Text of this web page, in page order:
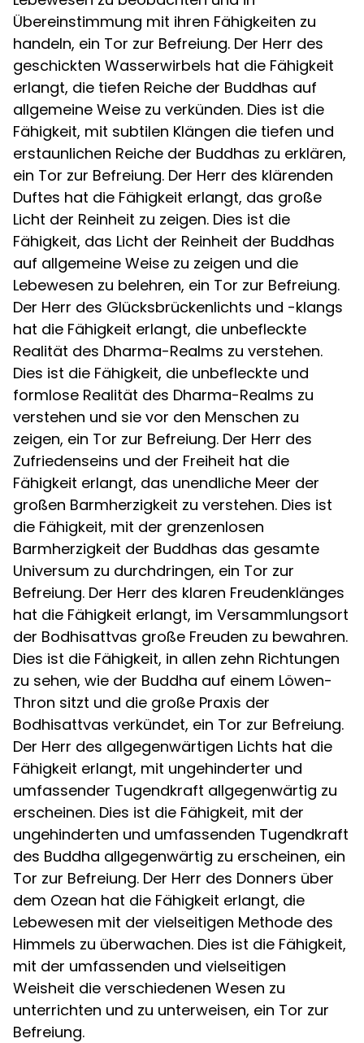
Übereinstimmung mit ihren Fähigkeiten zu
handeln, ein Tor zur Befreiung. Der Herr des
geschickten Wasserwirbels hat die Fähigkeit
erlangt, die tiefen Reiche der Buddhas auf
allgemeine Weise zu verkünden. Dies ist die
Fähigkeit, mit subtilen Klängen die tiefen und
erstaunlichen Reiche der Buddhas zu erklären,
ein Tor zur Befreiung. Der Herr des klärenden
Duftes hat die Fähigkeit erlangt, das große
Licht der Reinheit zu zeigen. Dies ist die
Fähigkeit, das Licht der Reinheit der Buddhas
auf allgemeine Weise zu zeigen und die
Lebewesen zu belehren, ein Tor zur Befreiung.
Der Herr des Glücksbrückenlichts und -klangs
hat die Fähigkeit erlangt, die unbefleckte
Realität des Dharma-Realms zu verstehen.
Dies ist die Fähigkeit, die unbefleckte und
formlose Realität des Dharma-Realms zu
verstehen und sie vor den Menschen zu
zeigen, ein Tor zur Befreiung. Der Herr des
Zufriedenseins und der Freiheit hat die
Fähigkeit erlangt, das unendliche Meer der
großen Barmherzigkeit zu verstehen. Dies ist
die Fähigkeit, mit der grenzenlosen
Barmherzigkeit der Buddhas das gesamte
Universum zu durchdringen, ein Tor zur
Befreiung. Der Herr des klaren Freudenklänges
hat die Fähigkeit erlangt, im Versammlungsort
der Bodhisattvas große Freuden zu bewahren.
Dies ist die Fähigkeit, in allen zehn Richtungen
zu sehen, wie der Buddha auf einem Löwen-
Thron sitzt und die große Praxis der
Bodhisattvas verkündet, ein Tor zur Befreiung.
Der Herr des allgegenwärtigen Lichts hat die
Fähigkeit erlangt, mit ungehinderter und
umfassender Tugendkraft allgegenwärtig zu
erscheinen. Dies ist die Fähigkeit, mit der
ungehinderten und umfassenden Tugendkraft
des Buddha allgegenwärtig zu erscheinen, ein
Tor zur Befreiung. Der Herr des Donners über
dem Ozean hat die Fähigkeit erlangt, die
Lebewesen mit der vielseitigen Methode des
Himmels zu überwachen. Dies ist die Fähigkeit,
mit der umfassenden und vielseitigen
Weisheit die verschiedenen Wesen zu
unterrichten und zu unterweisen, ein Tor zur
Befreiung.